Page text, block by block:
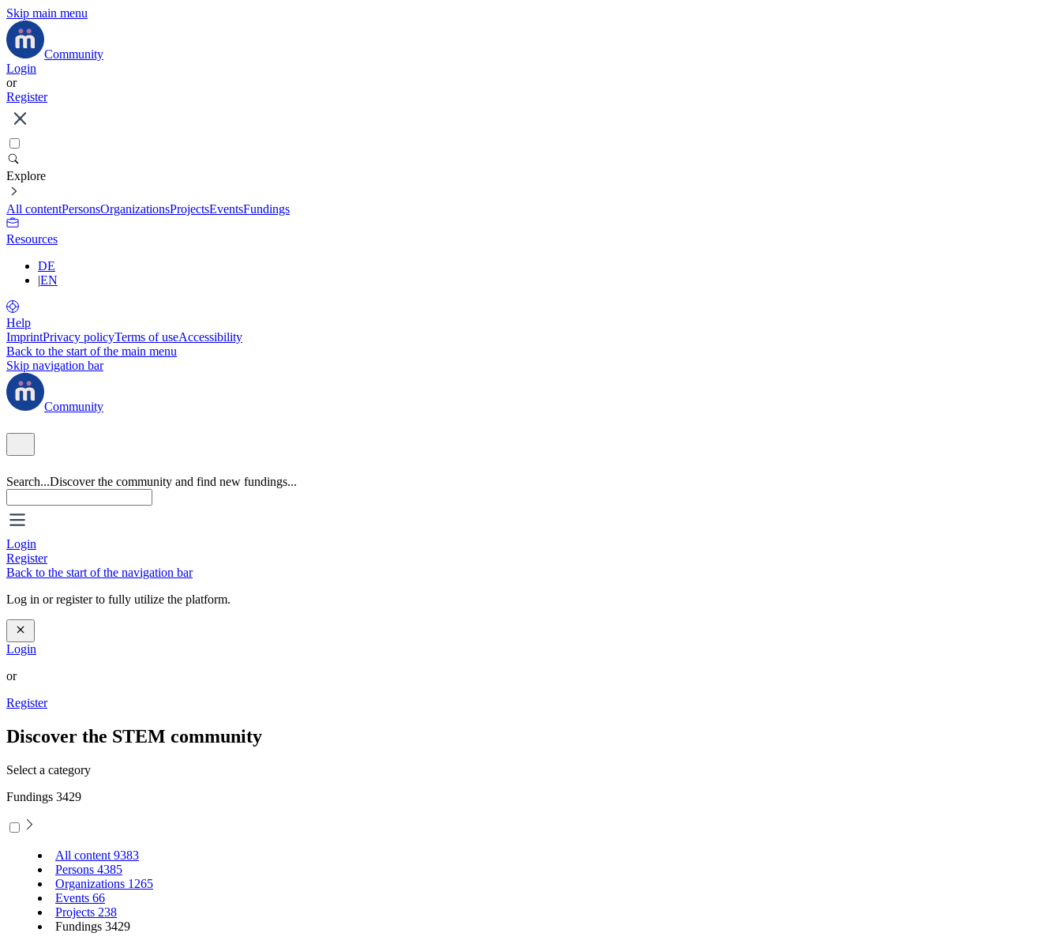
Skip main menu
Community
Login
or
Register
Explore
All contentPersonsOrganizationsProjectsEventsFundings
Resources
DE
|EN
Help
ImprintPrivacy policyTerms of useAccessibility
Back to the start of the main menu
Skip navigation bar
Community
Search...Discover the community and find new fundings...
Login
Register
Back to the start of the navigation bar
Log in or register to fully utilize the platform.
Login
or
Register
Discover the STEM community
Select a category
Fundings 3429
All content 9383
Persons 4385
Organizations 1265
Events 66
Projects 238
Fundings 3429